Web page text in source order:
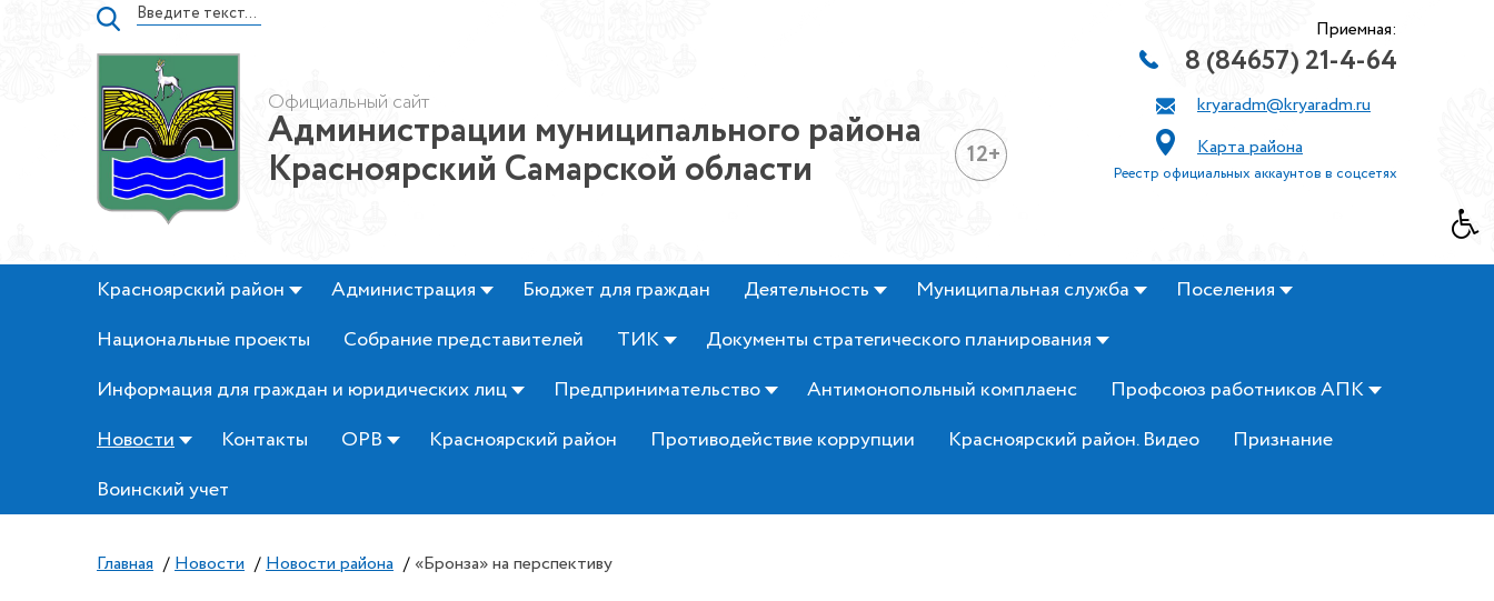
Официальный сайт
Администрации муниципального района
Красноярский Самарской области 12+
Приемная:
8 (84657) 21-4-64
kryaradm@kryaradm.ru
Карта района
Реестр официальных аккаунтов в соцсетях
Красноярский район Администрация Бюджет для граждан Деятельность Муниципальная служба
Поселения
Национальные проекты
Собрание представителей ТИК
Документы стратегического планирования
Информация для граждан и юридических лиц
Предпринимательство Антимонопольный комплаенс
Профсоюз работников АПК
Новости
Контакты ОРВ Красноярский район Противодействие коррупции Красноярский район. Видео
Признание
Воинский учет
Главная / Новости / Новости района / «Бронза» на перспективу